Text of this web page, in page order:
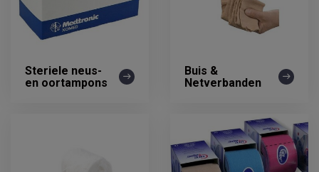
Steriele neus-
en oortampons
Buis &
Netverbanden